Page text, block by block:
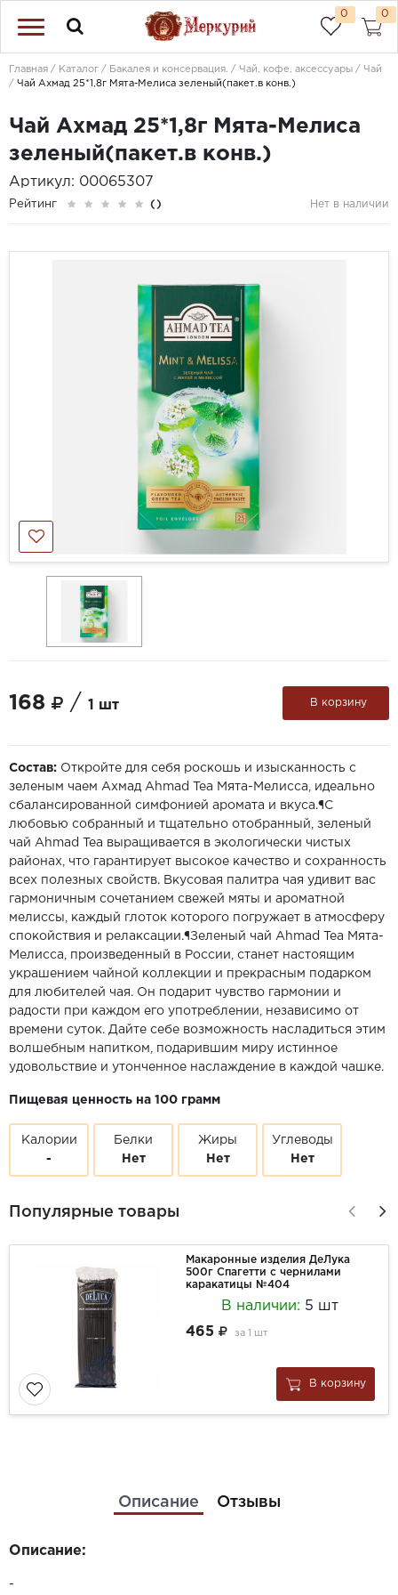
0 0
Главная Каталог Бакалея и консервация. Чай, кофе, аксессуары
Чай
Чай Ахмад 25*1,8г Мята-Мелиса зеленый(пакет.в конв.)
Чай Ахмад 25*1,8г Мята-Мелиса
зеленый(пакет.в конв.)
Артикул: 00065307
Рейтинг () Нет в наличии
168 / 1 шт В корзину
Состав: Откройте для себя роскошь и изысканность с
зеленым чаем Ахмад Ahmad Tea Мята-Мелисса, идеально
сбалансированной симфонией аромата и вкуса.¶С
любовью собранный и тщательно отобранный, зеленый
чай Ahmad Tea выращивается в экологически чистых
районах, что гарантирует высокое качество и сохранность
всех полезных свойств. Вкусовая палитра чая удивит вас
гармоничным сочетанием свежей мяты и ароматной
мелиссы, каждый глоток которого погружает в атмосферу
спокойствия и релаксации.¶Зеленый чай Ahmad Tea Мята-
Мелисса, произведенный в России, станет настоящим
украшением чайной коллекции и прекрасным подарком
для любителей чая. Он подарит чувство гармонии и
радости при каждом его употреблении, независимо от
времени суток. Дайте себе возможность насладиться этим
волшебным напитком, подарившим миру истинное
удовольствие и утонченное наслаждение в каждой чашке.
Пищевая ценность на 100 грамм
Калории
-
Белки
Нет
Жиры
Нет
Углеводы
Нет
Популярные товары
Макаронные изделия ДеЛука
500г Спагетти с чернилами
каракатицы №404
В наличии: 5 шт
465
за 1 шт
В корзину
Описание Отзывы
Описание:
-